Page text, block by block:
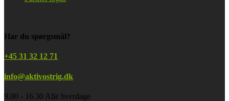
Har du spørgsmål?
+45 31 32 12 71
info@aktivostrig.dk
9.00 - 16.30 Alle hverdage